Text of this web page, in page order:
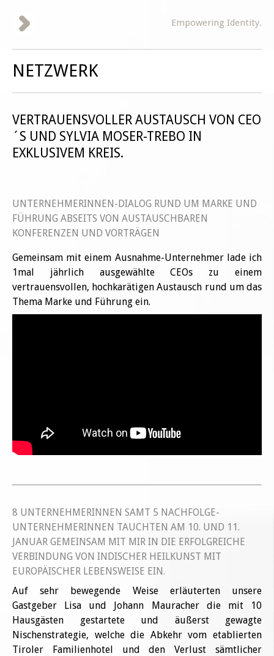
Empowering Identity.
NETZWERK
VERTRAUENSVOLLER AUSTAUSCH VON CEO
´S UND SYLVIA MOSER-TREBO IN
EXKLUSIVEM KREIS.
UNTERNEHMERINNEN-DIALOG RUND UM MARKE UND
FÜHRUNG ABSEITS VON AUSTAUSCHBAREN
KONFERENZEN UND VORTRÄGEN
Gemeinsam mit einem Ausnahme-Unternehmer lade ich
1mal jährlich ausgewählte CEOs zu einem
vertrauensvollen, hochkarätigen Austausch rund um das
Thema Marke und Führung ein.
8 UNTERNEHMERINNEN SAMT 5 NACHFOLGE-
UNTERNEHMERINNEN TAUCHTEN AM 10. UND 11.
JANUAR GEMEINSAM MIT MIR IN DIE ERFOLGREICHE
VERBINDUNG VON INDISCHER HEILKUNST MIT
EUROPÄISCHER LEBENSWEISE EIN.
Auf sehr bewegende Weise erläuterten unsere
Gastgeber Lisa und Johann Mauracher die mit 10
Hausgästen gestartete und äußerst gewagte
Nischenstrategie, welche die Abkehr vom etablierten
Tiroler Familienhotel und den Verlust sämtlicher